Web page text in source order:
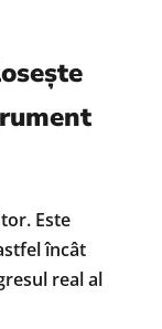
Este
încât
real al